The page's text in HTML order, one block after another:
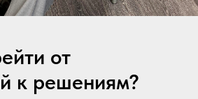
от
к решениям?